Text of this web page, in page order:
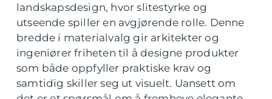
landskapsdesign, hvor slitestyrke og
utseende spiller en avgjørende rolle. Denne
bredde i materialvalg gir arkitekter og
ingeniører friheten til å designe produkter
som både oppfyller praktiske krav og
samtidig skiller seg ut visuelt. Uansett om